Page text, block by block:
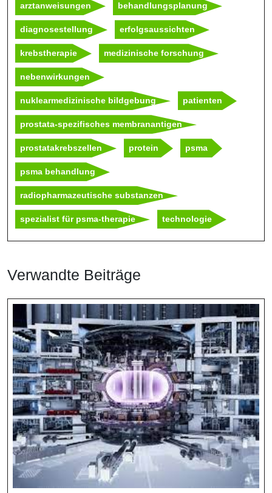
arztanweisungen behandlungsplanung
diagnosestellung erfolgsaussichten
krebstherapie medizinische forschung
nebenwirkungen
nuklearmedizinische bildgebung patienten
prostata-spezifisches membranantigen
prostatakrebszellen protein psma
psma behandlung
radiopharmazeutische substanzen
spezialist für psma-therapie technologie
Verwandte Beiträge